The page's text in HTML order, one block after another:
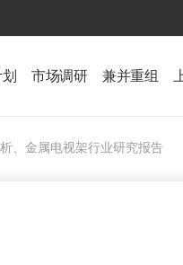
市场调研 兼并重组
、金属电视架行业研究报告